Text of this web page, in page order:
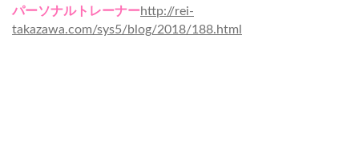
パーソナルトレーナーhttp://rei-
takazawa.com/sys5/blog/2018/188.html